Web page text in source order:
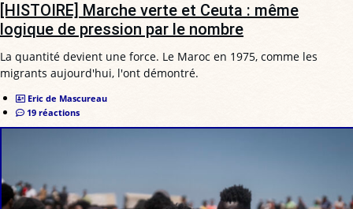
[HISTOIRE] Marche verte et Ceuta : même
logique de pression par le nombre
La quantité devient une force. Le Maroc en 1975, comme les
migrants aujourd'hui, l'ont démontré.
Eric de Mascureau
19 réactions